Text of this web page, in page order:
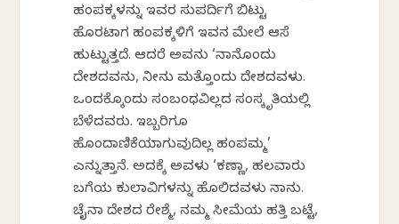
ಹಂಪಕ್ಕಳನ್ನು ಇವರ ಸುಪರ್ದಿಗೆ ಬಿಟ್ಟು
ಹೊರಟಾಗ ಹಂಪಕ್ಕಳಿಗೆ ಇವನ ಮೇಲೆ ಆಸೆ
ಹುಟ್ಟುತ್ತದೆ. ಆದರೆ ಅವನು ‘ನಾನೊಂದು
ದೇಶದವನು, ನೀನು ಮತ್ತೊಂದು ದೇಶದವಳು.
ಒಂದಕ್ಕೊಂದು ಸಂಬಂಧವಿಲ್ಲದ ಸಂಸ್ಕೃತಿಯಲ್ಲಿ
ಬೆಳೆದವರು. ಇಬ್ಬರಿಗೂ
ಹೊಂದಾಣಿಕೆಯಾಗುವುದಿಲ್ಲ ಹಂಪಮ್ಮ’
ಎನ್ನುತ್ತಾನೆ. ಅದಕ್ಕೆ ಅವಳು ‘ಕಣ್ಣಾ, ಹಲವಾರು
ಬಗೆಯ ಕುಲಾವಿಗಳನ್ನು ಹೊಲಿದವಳು ನಾನು.
ಚೈನಾ ದೇಶದ ರೇಶ್ಮೆ, ನಮ್ಮ ಸೀಮೆಯ ಹತ್ತಿ ಬಟ್ಟೆ,